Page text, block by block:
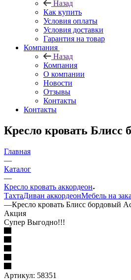
Назад
Как купить
Условия оплаты
Условия доставки
Гарантия на товар
Компания
Назад
Компания
О компании
Новости
Отзывы
Контакты
Контакты
Кресло кровать Блисс
Главная
—
Каталог
—
Кресло кровать аккордеон
ТахтаДиван аккордеонМебель на
—Кресло кровать Блисс бордовый
Акция
Супер Выгодно!!!
Артикул: 58351